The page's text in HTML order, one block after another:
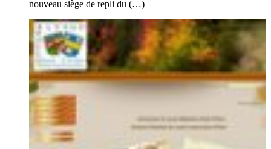
nouveau siège de repli du (…)